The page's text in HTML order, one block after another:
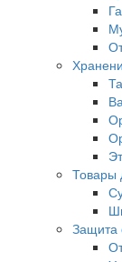
Товары
Защита